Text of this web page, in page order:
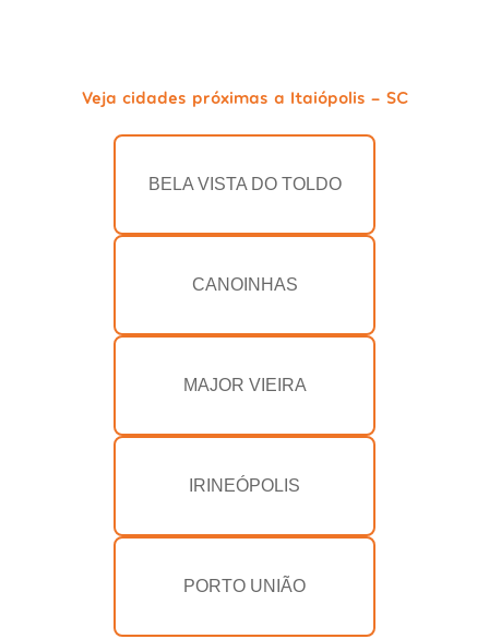
Veja cidades próximas a Itaiópolis - SC
BELA VISTA DO TOLDO
CANOINHAS
MAJOR VIEIRA
IRINEÓPOLIS
PORTO UNIÃO